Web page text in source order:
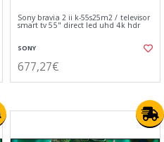
Sony bravia 2 ii k-55s25m2 / televisor
smart tv 55" direct led uhd 4k hdr
SONY
677,27€